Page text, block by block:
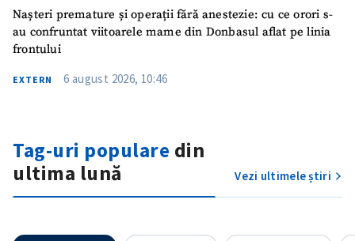
Nașteri premature și operații fără anestezie: cu ce orori s-
au confruntat viitoarele mame din Donbasul aflat pe linia
frontului
EXTERN 6 august 2026, 10:46
Tag-uri populare din
ultima lună
Vezi ultimele știri
ȘTIREA MEA
Fotografie
+ Încarcă imagine
Link media
+ Link media